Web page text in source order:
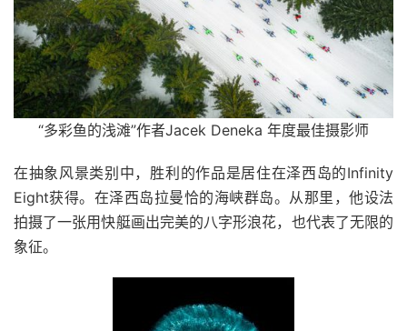
“多彩鱼的浅滩”作者Jacek Deneka 年度最佳摄影师
在抽象风景类别中，胜利的作品是居住在泽西岛的Infinity
Eight获得。在泽西岛拉曼恰的海峡群岛。从那里，他设法
拍摄了一张用快艇画出完美的八字形浪花，也代表了无限的
象征。